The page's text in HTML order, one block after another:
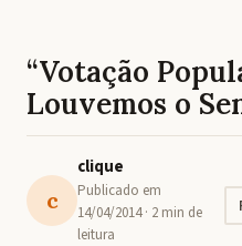
“Votação
Louvemos o
c
clique
Publicado em
14/04/2014· 2 min de
leitura